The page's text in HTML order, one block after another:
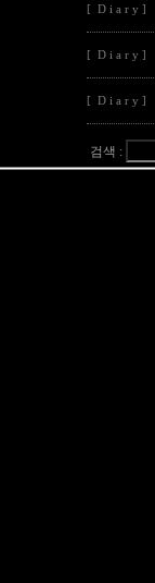
[ D i a r y ]
[ D i a r y ]
[ D i a r y ]
검색 :